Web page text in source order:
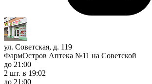
ул. Советская, д. 119
ФармОстров Аптека №11 на Советской
до 21:00
2 шт. в 19:02
до 21:00